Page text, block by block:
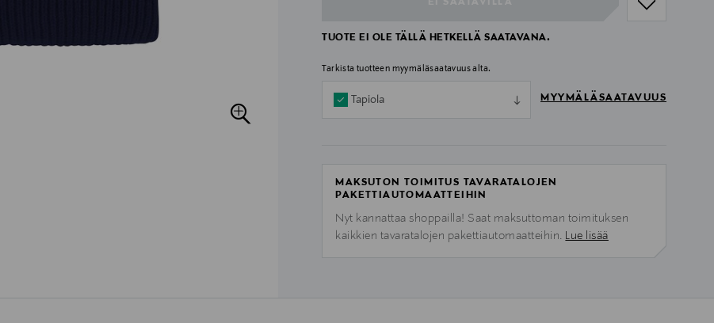
TUOTE EI OLE TÄLLÄ HETKELLÄ SAATAVANA.
Tarkista tuotteen myymäläsaatavuus alta.
Tapiola MYYMÄLÄSAATAVUUS
MAKSUTON TOIMITUS TAVARATALOJEN
PAKETTIAUTOMAATTEIHIN
Nyt kannattaa shoppailla! Saat maksuttoman toimituksen
kaikkien tavaratalojen pakettiautomaatteihin. Lue lisää